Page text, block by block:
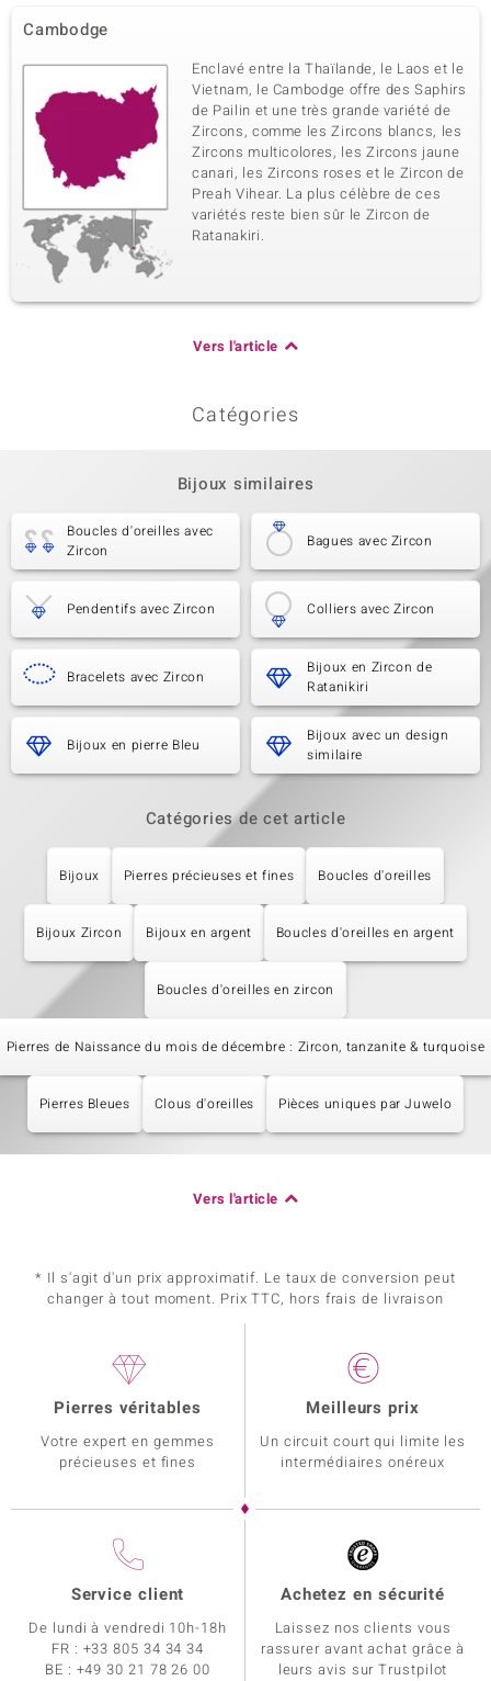
Cambodge
Enclavé entre la Thaïlande, le Laos et le
Vietnam, le Cambodge offre des Saphirs
de Pailin et une très grande variété de
Zircons, comme les Zircons blancs, les
Zircons multicolores, les Zircons jaune
canari, les Zircons roses et le Zircon de
Preah Vihear. La plus célèbre de ces
variétés reste bien sûr le Zircon de
Ratanakiri.
Vers l'article
Catégories
Bijoux similaires
Boucles d'oreilles avec
Zircon
Bagues avec Zircon
Pendentifs avec Zircon Colliers avec Zircon
Bracelets avec Zircon
Bijoux en Zircon de
Ratanikiri
Bijoux en pierre Bleu
Bijoux avec un design
similaire
Catégories de cet article
Bijoux Pierres précieuses et fines Boucles d'oreilles
Bijoux Zircon Bijoux en argent Boucles d'oreilles en argent
Boucles d'oreilles en zircon
Pierres de Naissance du mois de décembre : Zircon, tanzanite & turquoise
Pierres Bleues Clous d'oreilles Pièces uniques par Juwelo
Vers l'article
* Il s'agit d'un prix approximatif. Le taux de conversion peut
changer à tout moment. Prix TTC, hors frais de livraison
Pierres véritables
Votre expert en gemmes
précieuses et fines
Meilleurs prix
Un circuit court qui limite les
intermédiaires onéreux
Service client
De lundi à vendredi 10h-18h
FR : +33 805 34 34 34
BE : +49 30 21 78 26 00
Achetez en sécurité
Laissez nos clients vous
rassurer avant achat grâce à
leurs avis sur Trustpilot